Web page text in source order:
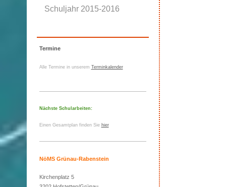
Schuljahr 2015-2016
Termine
Alle Termine in unserem Terminkalender
Nächste Schularbeiten:
Einen Gesamtplan finden Sie hier
NöMS Grünau-Rabenstein
Kirchenplatz 5